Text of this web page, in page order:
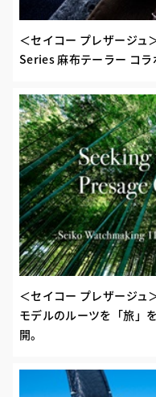
＜セイコー プレザージ
Series 麻布テーラー コ
＜セイコー プレザージュ
モデルのルーツを「旅」
開。